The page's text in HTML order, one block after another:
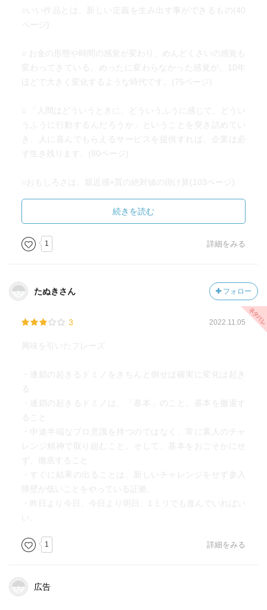
○いい作品とは、新しい定義を生み出す事ができるもの(40
ページ)
○ お金の形態や時間の感覚が変わり、めんどくさいの感覚も
変わってきている。めったに変わらなかった感覚が、10年
ほどで大きく変化するような時代です。(75ページ)
○ 「人間はどういうときに、どういうふうに感じて、どうい
うふうに行動するんだろうか」ということを突き詰めてい
き、人に喜んでもらえるサービスを提供すれば、企業は必
ず生き残ります。(80ページ)
○おもしろさは、親近感×質の絶対値の掛け算(103ページ)
○最強の素人でありたい(138ページ)
○100%の自信を持ったコビトを脳内で増やしていく(177ペ
ージ)
○悲観主義は気分によるものであり、楽観主義は意思による
ものである。幸福論より。
○自分の感覚を信頼しないで、客観視させてくれるデータ
に届いたり共感させる仕組み、時代を読む力がある人だと
思う。自分を律する努力をしているのも、人間的な魅力が
〈読んだきっかけ〉
続きを読む
1 詳細をみる
たぬきさん フォロー
3 2022.11.05
興味を引いたフレーズ
・連鎖の起きるドミノをきちんと倒せば確実に変化は起き
る
・連鎖の起きるドミノは、「基本」のこと。基本を撤退す
ること
・中途半端なプロ意識を持つのではなく、常に素人のチャ
レンジ精神で取り組むこと。そして、基本をおごそかにせ
ず、徹底すること
・すぐに結果の出ることは、新しいチャレンジをせず参入
障壁が低いことをやっている証拠。
・昨日より今日、今日より明日、1ミリでも進んでいればい
い。
1 詳細をみる
広告